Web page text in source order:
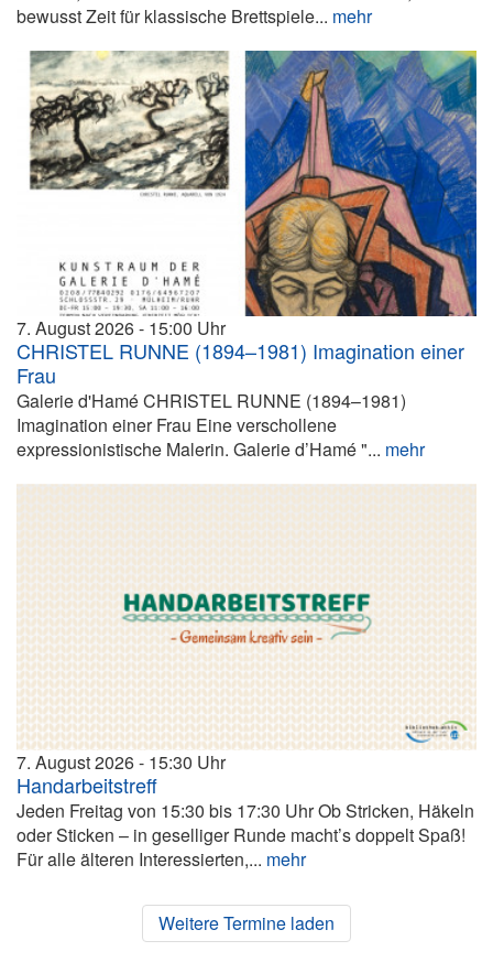
bewusst Zeit für klassische Brettspiele... mehr
7. August 2026 15:00
CHRISTEL RUNNE (1894–1981) Imagination einer
Frau
Galerie d'Hamé CHRISTEL RUNNE (1894–1981)
Imagination einer Frau Eine verschollene
expressionistische Malerin. Galerie d’Hamé "... mehr
7. August 2026 15:30
Handarbeitstreff
Jeden Freitag von 15:30 bis 17:30 Uhr Ob Stricken, Häkeln
oder Sticken – in geselliger Runde macht’s doppelt Spaß!
Für alle älteren Interessierten,... mehr
Weitere Termine laden